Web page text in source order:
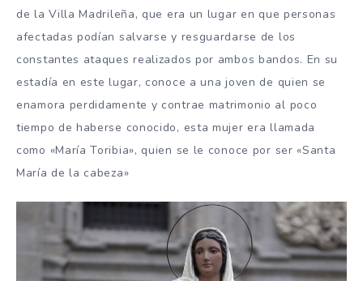
de la Villa Madrileña, que era un lugar en que personas
afectadas podían salvarse y resguardarse de los
constantes ataques realizados por ambos bandos. En su
estadía en este lugar, conoce a una joven de quien se
enamora perdidamente y contrae matrimonio al poco
tiempo de haberse conocido, esta mujer era llamada
como «María Toribia», quien se le conoce por ser «Santa
María de la cabeza»